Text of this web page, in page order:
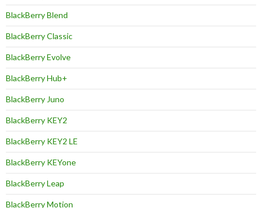
BlackBerry Blend
BlackBerry Classic
BlackBerry Evolve
BlackBerry Hub+
BlackBerry Juno
BlackBerry KEY2
BlackBerry KEY2 LE
BlackBerry KEYone
BlackBerry Leap
BlackBerry Motion